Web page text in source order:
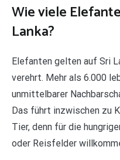
Wie viele
Lanka?
Elefanten gelten auf Sri
verehrt. Mehr als 6.000
unmittelbarer
Das führt inzwischen zu
Tier, denn für die
oder Reisfelder